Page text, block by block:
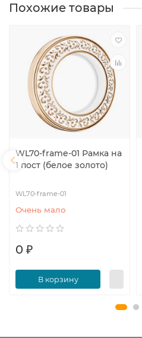
Похожие товары
WL70-frame-01 Рамка на
1 пост (белое золото)
WL70-frame-01
Очень мало
0 ₽
В корзину